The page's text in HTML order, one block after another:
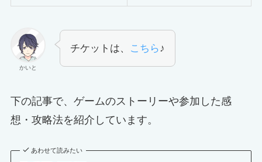
かいと
チケットは、 こちら♪
下の記事で、ゲームのストーリーや参加した感
想・攻略法を紹介しています。
あわせて読みたい